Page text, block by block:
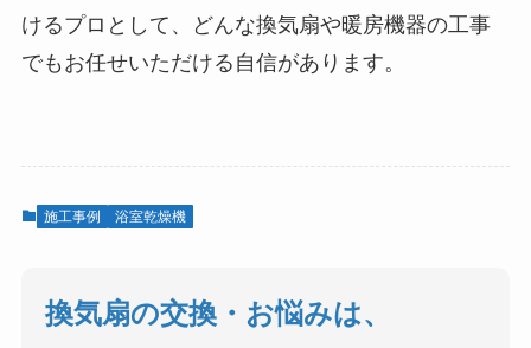
けるプロとして、どんな換気扇や暖房機器の工事
でもお任せいただける自信があります。
施工事例 浴室乾燥機
換気扇の交換・お悩みは、